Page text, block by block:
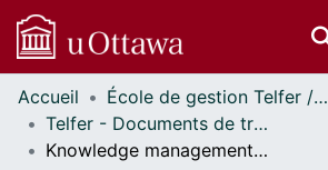
Communautés
et collections
Parcourir
Accueil
École de gestion Telfer // Telfer School of Management
Telfer - Documents de travail // Telfer - Working Papers
Knowledge management: the new challenge for firms & organizations